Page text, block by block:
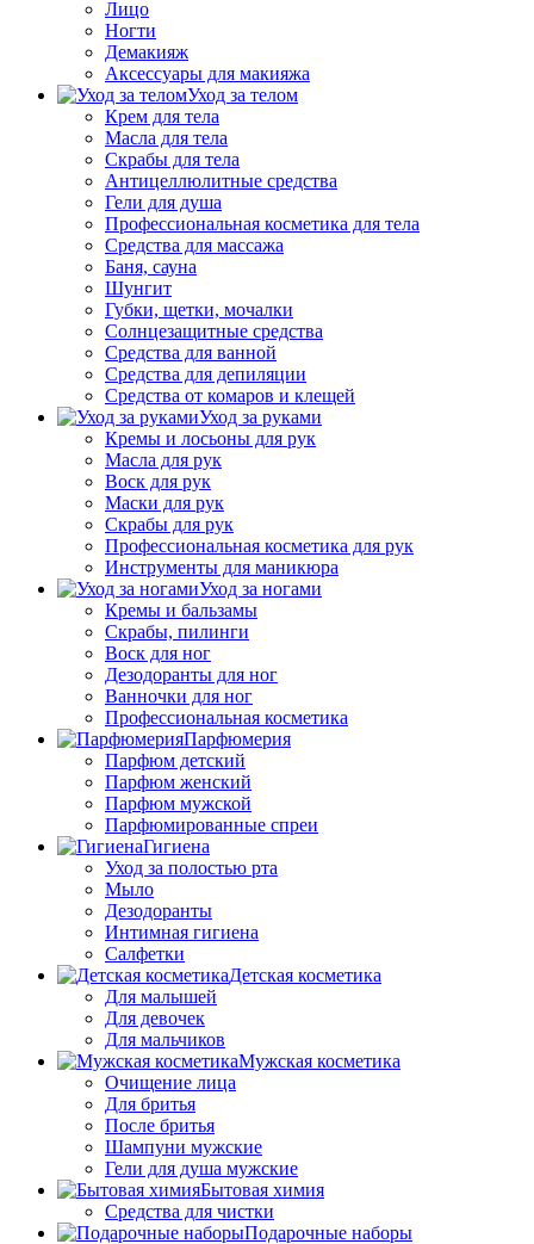
Лицо
Ногти
Демакияж
Аксессуары для макияжа
Уход за телом
Крем для тела
Масла для тела
Скрабы для тела
Антицеллюлитные средства
Гели для душа
Профессиональная косметика для тела
Средства для массажа
Баня, сауна
Шунгит
Губки, щетки, мочалки
Солнцезащитные средства
Средства для ванной
Средства для депиляции
Средства от комаров и клещей
Уход за руками
Кремы и лосьоны для рук
Масла для рук
Воск для рук
Маски для рук
Скрабы для рук
Профессиональная косметика для рук
Инструменты для маникюра
Уход за ногами
Кремы и бальзамы
Скрабы, пилинги
Воск для ног
Дезодоранты для ног
Ванночки для ног
Профессиональная косметика
Парфюмерия
Парфюм детский
Парфюм женский
Парфюм мужской
Парфюмированные спреи
Гигиена
Уход за полостью рта
Мыло
Дезодоранты
Интимная гигиена
Салфетки
Детская косметика
Для малышей
Для девочек
Для мальчиков
Мужская косметика
Очищение лица
Для бритья
После бритья
Шампуни мужские
Гели для душа мужские
Бытовая химия
Средства для чистки
Подарочные наборы